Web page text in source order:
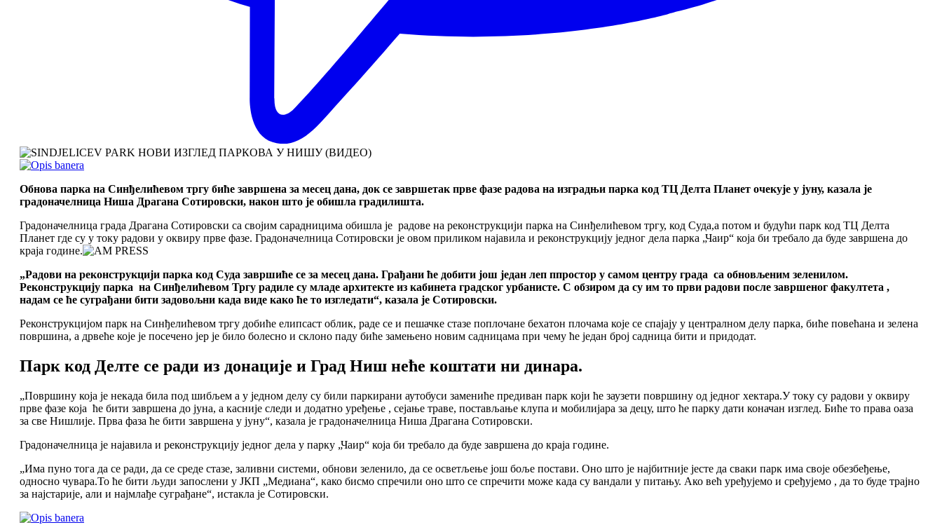
Обнова парка на Синђелићевом тргу биће завршена за месец дана, док се завршетак прве фазе радова на изградњи парка код ТЦ Делта Планет очекује у јуну, казала је
градоначелница Ниша Драгана Сотировски, након што је обишла градилишта.
Градоначелница града Драгана Сотировски са својим сарадницима обишла је радове на реконструкцији парка на Синђелићевом тргу, код Суда,а потом и будући парк код ТЦ Делта
Планет где су у току радови у оквиру прве фазе. Градоначелница Сотировски је овом приликом најавила и реконструкцију једног дела парка „Чаир“ која би требало да буде завршена до
краја године.
„Радови на реконструкцији парка код Суда завршиће се за месец дана. Грађани ће добити још један леп ппростор у самом центру града са обновљеним зеленилом.
Реконструкцију парка на Синђелићевом Тргу радиле су младе архитекте из кабинета градског урбанисте. С обзиром да су им то први радови после завршеног факултета ,
надам се ће суграђани бити задовољни када виде како ће то изгледати“, казала је Сотировски.
Реконструкцијом парк на Синђелићевом тргу добиће елипсаст облик, раде се и пешачке стазе поплочане бехатон плочама које се спајају у централном делу парка, биће повећана и зелена
површина, а дрвеће које је посечено јер је било болесно и склоно паду биће замењено новим садницама при чему ће један број садница бити и придодат.
Парк код Делте се ради из донације и Град Ниш неће коштати ни динара.
„Површину која је некада била под шибљем а у једном делу су били паркирани аутобуси замениће предиван парк који ће заузети површину од једног хектара.У току су радови у оквиру
прве фазе која ће бити завршена до јуна, а касније следи и додатно уређење , сејање траве, постављање клупа и мобилијара за децу, што ће парку дати коначан изглед. Биће то права оаза
за све Нишлије. Прва фаза ће бити завршена у јуну“, казала је градоначелница Ниша Драгана Сотировски.
Градоначелница је најавила и реконструкцију једног дела у парку „Чаир“ која би требало да буде завршена до краја године.
„Има пуно тога да се ради, да се среде стазе, заливни системи, обнови зеленило, да се осветљење још боље постави. Оно што је најбитније јесте да сваки парк има своје обезбеђење,
односно чувара.То ће бити људи запослени у ЈКП „Медиана“, како бисмо спречили оно што се спречити може када су вандали у питању. Ако већ уређујемо и сређујемо , да то буде трајно
за најстарије, али и најмлађе суграђане“, истакла је Сотировски.